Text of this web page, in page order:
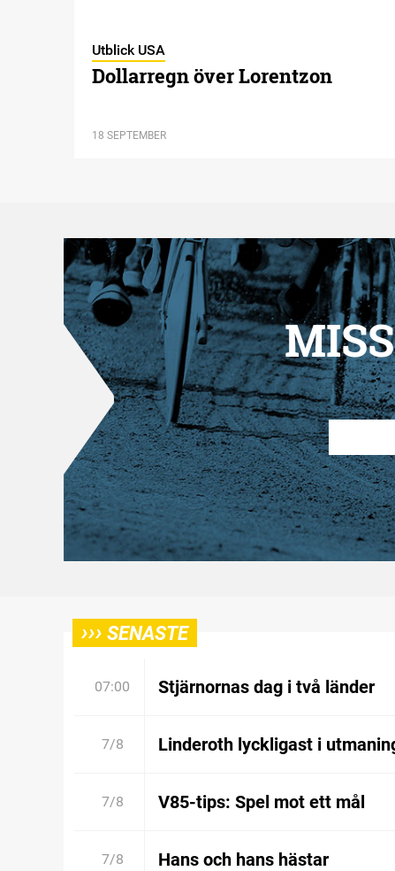
Utblick USA
Dollarregn över Lorentzon
18 SEPTEMBER
››› SENASTE
07:00 Stjärnornas dag i två länder
7/8 Linderoth lyckligast i
7/8 V85-tips: Spel mot ett mål
7/8 Hans och hans hästar